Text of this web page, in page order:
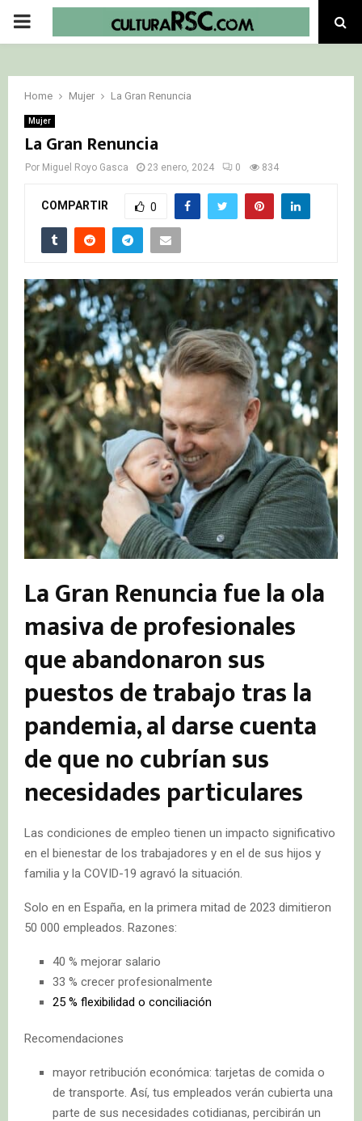
PRIMARY
Home Mujer La Gran Renuncia
Mujer
La Gran Renuncia
Por Miguel Royo Gasca 23 enero, 2024 0 834
COMPARTIR 0
La Gran Renuncia fue la ola
masiva de profesionales
que abandonaron sus
puestos de trabajo tras la
pandemia, al darse cuenta
de que no cubrían sus
necesidades particulares
Las condiciones de empleo tienen un impacto significativo
en el bienestar de los trabajadores y en el de sus hijos y
familia y la COVID-19 agravó la situación.
Solo en en España, en la primera mitad de 2023 dimitieron
50 000 empleados. Razones:
40 % mejorar salario
33 % crecer profesionalmente
25 % flexibilidad o conciliación
Recomendaciones
mayor retribución económica: tarjetas de comida o
de transporte. Así, tus empleados verán cubierta una
parte de sus necesidades cotidianas, percibirán un